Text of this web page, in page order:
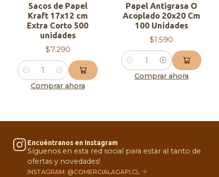
Sacos de Papel
Kraft 17x12 cm
Extra Corto 500
unidades
$7.290
Cantidad
Comprar ahora
Papel Antigrasa O
Acoplado 20x20 Cm
100 Unidades
$1.590
Cantidad
Comprar ahora
Encuéntranos en Instagram
Síguenos en esta red social para estar al tanto de
ofertas y novedades!
INSTAGRAM: @COMERCIALAGAPI.CL